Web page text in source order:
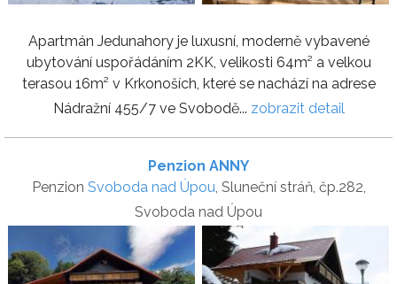
Apartmán Jedunahory je luxusní, moderně vybavené
ubytování uspořádáním 2KK, velikosti 64m² a velkou
terasou 16m² v Krkonoších, které se nachází na adrese
Nádražní 455/7 ve Svobodě... zobrazit detail
Penzion ANNY
Penzion Svoboda nad Úpou, Sluneční stráň, čp.282,
Svoboda nad Úpou